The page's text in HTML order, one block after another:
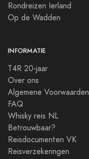
Rondreizen Ierland
Op de Wadden
INFORMATIE
T4R 20-jaar
Over ons
Algemene Voorwaarden
FAQ
Whisky reis NL
Betrouwbaar?
Reisdocumenten VK
Reisverzekeringen